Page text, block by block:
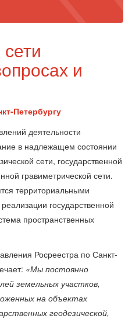
и
Петербургу
деятельности
в надлежащем состоянии
сети, государственной
гравиметрической сети.
территориальными
государственной
пространственных
Росреестра по Санкт-
«Мы постоянно
земельных участков,
на объектах
геодезической,